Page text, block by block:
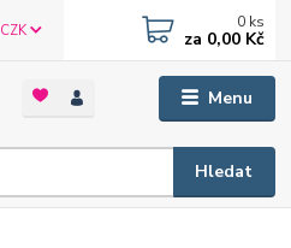
Menu
CZK
Hledat
0 ks
za 0,00 Kč